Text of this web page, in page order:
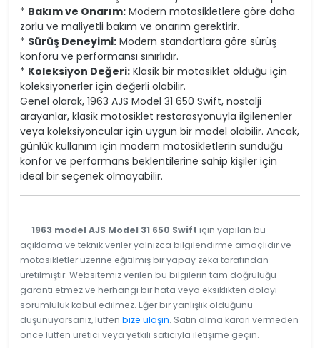
* Bakım ve Onarım: Modern motosikletlere göre daha
zorlu ve maliyetli bakım ve onarım gerektirir.
* Sürüş Deneyimi: Modern standartlara göre sürüş
konforu ve performansı sınırlıdır.
* Koleksiyon Değeri: Klasik bir motosiklet olduğu için
koleksiyonerler için değerli olabilir.
Genel olarak, 1963 AJS Model 31 650 Swift, nostalji
arayanlar, klasik motosiklet restorasyonuyla ilgilenenler
veya koleksiyoncular için uygun bir model olabilir. Ancak,
günlük kullanım için modern motosikletlerin sunduğu
konfor ve performans beklentilerine sahip kişiler için
ideal bir seçenek olmayabilir.
1963 model AJS Model 31 650 Swift için yapılan bu
açıklama ve teknik veriler yalnızca bilgilendirme amaçlıdır ve
motosikletler üzerine eğitilmiş bir yapay zeka tarafından
üretilmiştir. Websitemiz verilen bu bilgilerin tam doğruluğu
garanti etmez ve herhangi bir hata veya eksiklikten dolayı
sorumluluk kabul edilmez. Eğer bir yanlışlık olduğunu
düşünüyorsanız, lütfen bize ulaşın. Satın alma kararı vermeden
önce lütfen üretici veya yetkili satıcıyla iletişime geçin.